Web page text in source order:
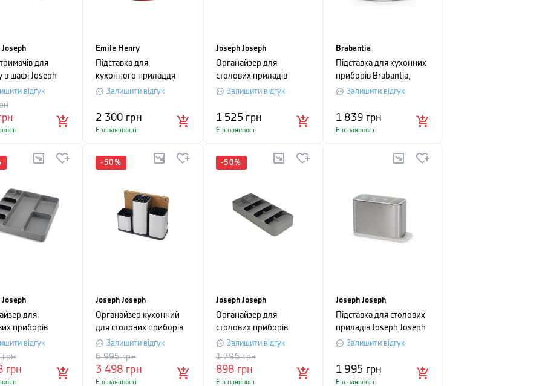
Joseph
для
в шафі Joseph
CLEANING &
3,7 x
см, сірий, 4
відгук
Emile Henry
Підставка для
кухонного приладдя
Emile Henry, червоний
Залишити відгук
2 300 грн
Є в наявності
Joseph Joseph
Органайзер для
столових приладів
Joseph Joseph BLOX,
Залишити відгук
1 525 грн
Є в наявності
Brabantia
Підставка для кухонних
приборів Brabantia,
15х15,5 см
Залишити відгук
1 839 грн
Є в наявності
Joseph
для
приборів
Joseph
AND
см, сірий
відгук
грн
грн
-50 %
Joseph Joseph
Органайзер кухонний
для столових приборів
Joseph Joseph 100
COLLECTION,
31x12,5x23 см,
сріблястий, 4 предмети
Залишити відгук
3 498 грн
6 995грн
Є в наявності
-50%
Joseph Joseph
Органайзер для
столових приборів
Joseph Joseph
DrawerStore Large,
39,4x5,5x17,6 см, сірий
Залишити відгук
898 грн
1 795грн
Є в наявності
Joseph Joseph
Підставка для столових
приладів Joseph Joseph
SURFACE, 13,5 х20,
Залишити відгук
1 995 грн
Є в наявності